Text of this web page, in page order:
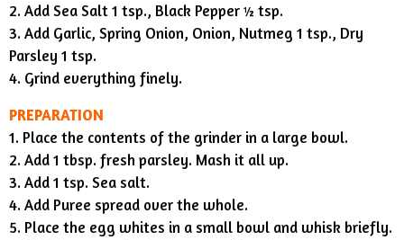
2. Add Sea Salt 1 tsp., Black Pepper ½ tsp.
3. Add Garlic, Spring Onion, Onion, Nutmeg 1 tsp., Dry
Parsley 1 tsp.
4. Grind everything finely.
PREPARATION
1. Place the contents of the grinder in a large bowl.
2. Add 1 tbsp. fresh parsley. Mash it all up.
3. Add 1 tsp. Sea salt.
4. Add Puree spread over the whole.
5. Place the egg whites in a small bowl and whisk briefly.